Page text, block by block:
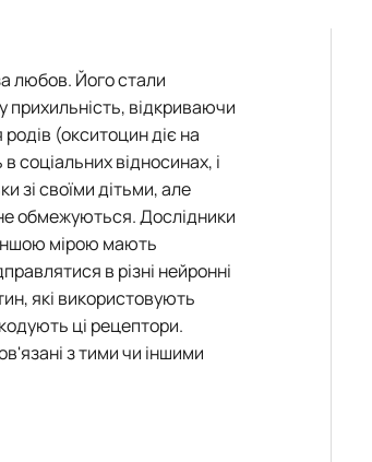
Історія досягнень гуртка
Фотогалерея
любов. Його стали
прихильність, відкриваючи
(окситоцин діє на
соціальних відносинах, і
зі своїми дітьми, але
обмежуються. Дослідники
іншою мірою мають
в різні нейронні
які використовують
ці рецептори.
з тими чи іншими